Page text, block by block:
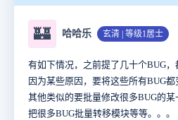
🏰 哈哈乐 玄清 | 等级1居士
有如下情况，之前提了几十个BUG
因为某些原因，要将这些所有BUG
其他类似的要批量修改很多BUG的
把很多BUG批量转移模块等等。。。